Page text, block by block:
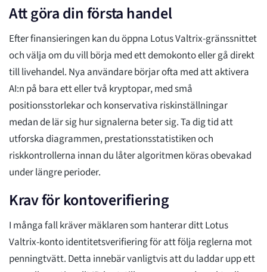
Att göra din första handel
Efter finansieringen kan du öppna Lotus Valtrix-gränssnittet
och välja om du vill börja med ett demokonto eller gå direkt
till livehandel. Nya användare börjar ofta med att aktivera
AI:n på bara ett eller två kryptopar, med små
positionsstorlekar och konservativa riskinställningar
medan de lär sig hur signalerna beter sig. Ta dig tid att
utforska diagrammen, prestationsstatistiken och
riskkontrollerna innan du låter algoritmen köras obevakad
under längre perioder.
Krav för kontoverifiering
I många fall kräver mäklaren som hanterar ditt Lotus
Valtrix-konto identitetsverifiering för att följa reglerna mot
penningtvätt. Detta innebär vanligtvis att du laddar upp ett